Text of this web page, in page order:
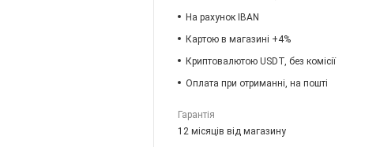
На рахунок IBAN
Картою в магазині +4%
Криптовалютою USDT, без комісії
Оплата при отриманні, на пошті
Гарантія
12 місяців від магазину